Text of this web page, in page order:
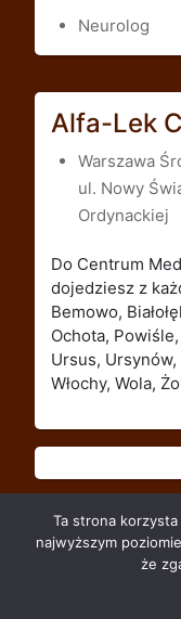
Neurolog
Alfa-Lek
Warszawa
ul. Nowy
Ordynackiej
Do Centrum
dojedziesz z
Bemowo,
Ochota,
Ursus, Ursynów,
Włochy, Wola,
Alfa-Lek -
Ta strona
najwyższym
że